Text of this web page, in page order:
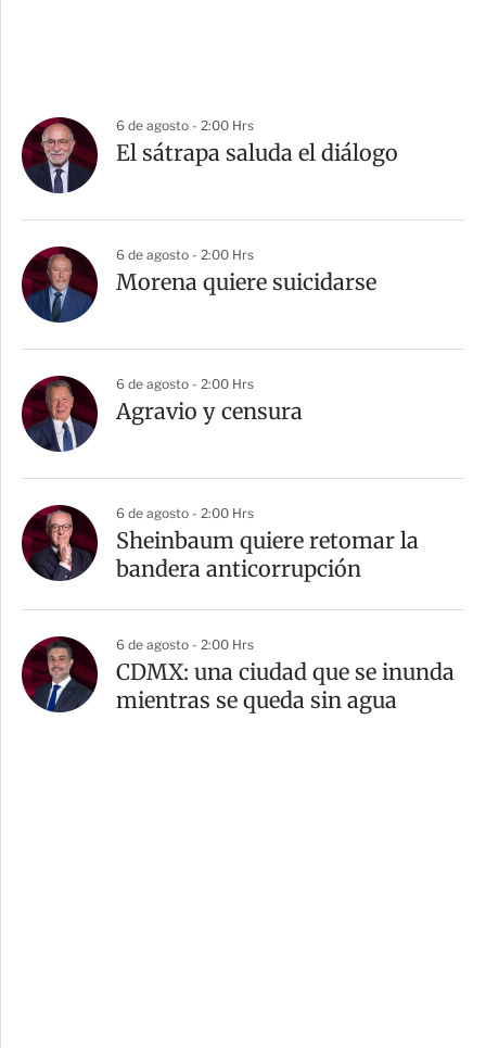
6 de agosto - 2:00 Hrs
El sátrapa saluda el diálogo
6 de agosto - 2:00 Hrs
Morena quiere suicidarse
6 de agosto - 2:00 Hrs
Agravio y censura
6 de agosto - 2:00 Hrs
Sheinbaum quiere retomar la
bandera anticorrupción
6 de agosto - 2:00 Hrs
CDMX: una ciudad que se inunda
mientras se queda sin agua